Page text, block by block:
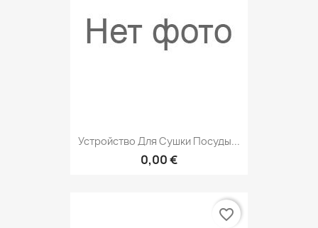
Устройство Для Сушки Посуды...
0,00 €
favorite_border